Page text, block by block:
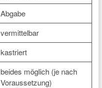
Abgabe
vermittelbar
kastriert
beides möglich (je nach
Voraussetzung)